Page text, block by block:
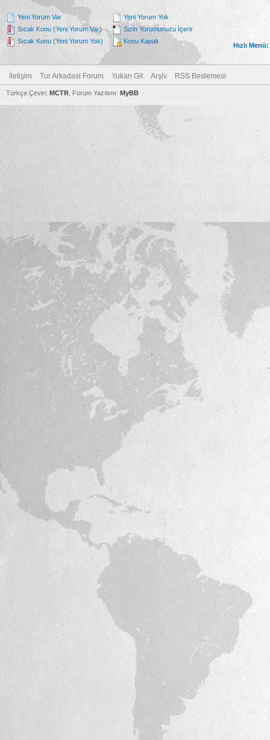
Yeni Yorum Var
Sıcak Konu (Yeni Yorum Var)
Sıcak Konu (Yeni Yorum Yok)
Yeni Yorum Yok
Sizin Yorumunuzu İçerir
Konu Kapalı
Hızlı Menü:
İletişim Tur Arkadasi Forum Yukarı Git Arşiv RSS Beslemesi
Türkçe Çeviri: MCTR , Forum Yazılımı: MyBB